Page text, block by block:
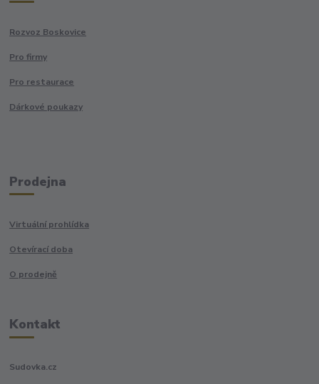
Rozvoz Boskovice
Pro firmy
Pro restaurace
Dárkové poukazy
Prodejna
Virtuální prohlídka
Otevírací doba
O prodejně
Kontakt
Sudovka.cz